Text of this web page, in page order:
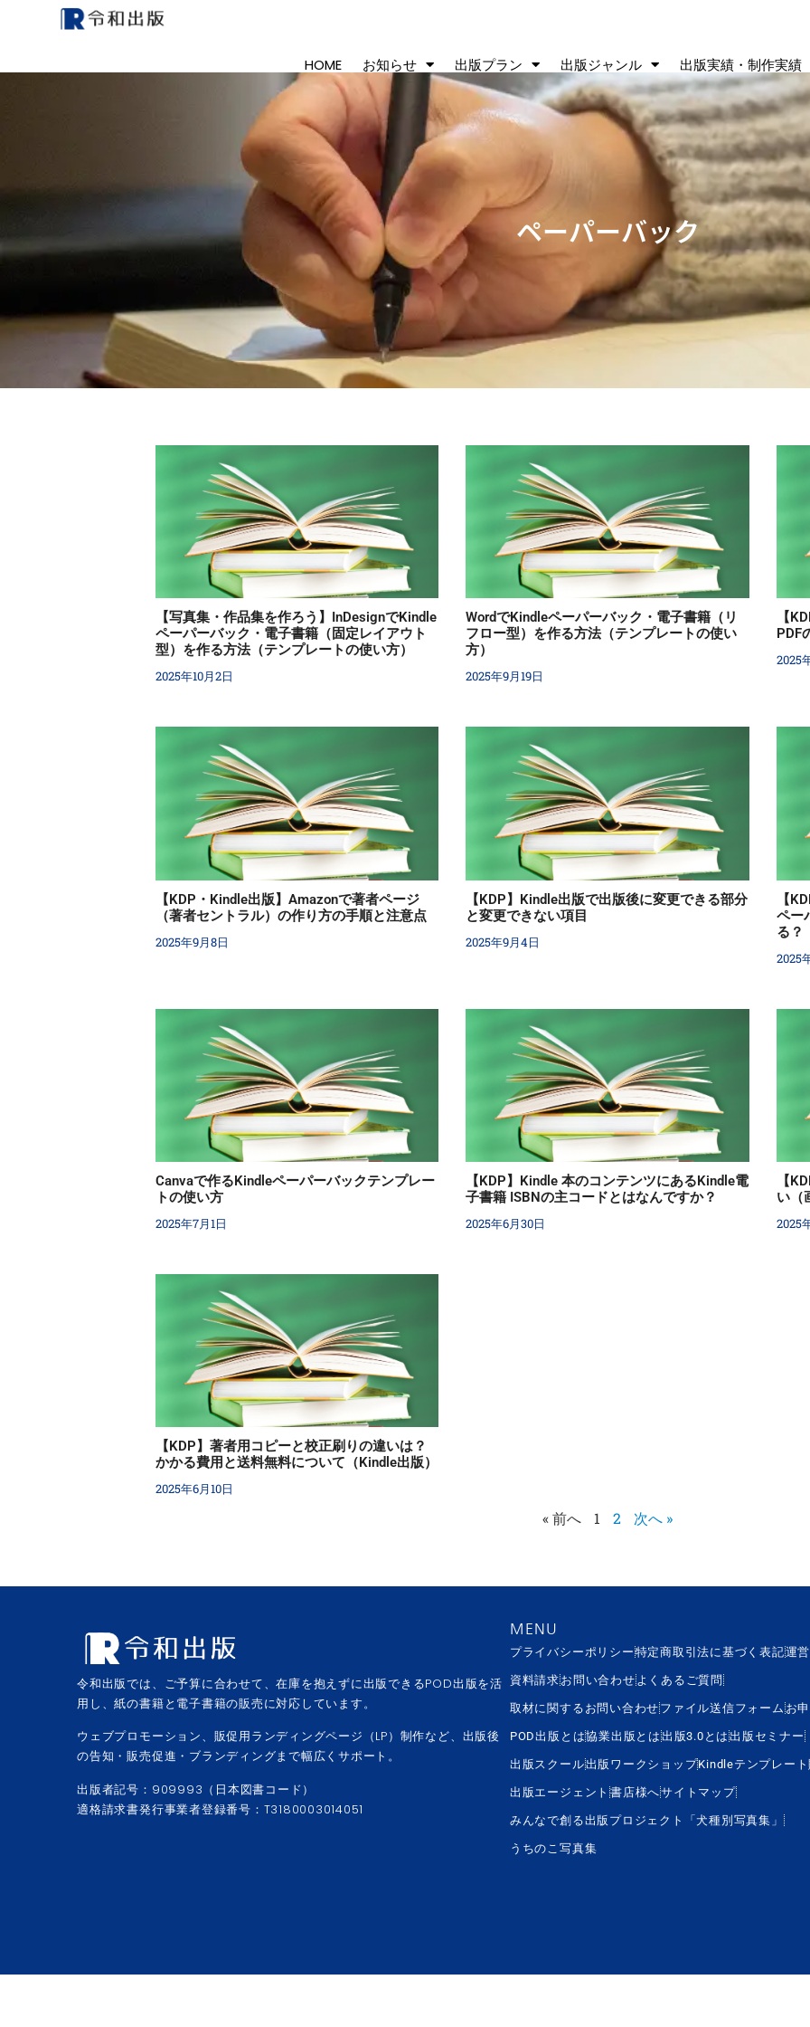
HOME お知らせ 出版プラン 出版ジャンル 出版実績・制作実績
ペーパーバック
【写真集・作品集を作ろう】InDesignでKindle
ペーパーバック・電子書籍（固定レイアウト
型）を作る方法（テンプレートの使い方）
2025年10月2日
WordでKindleペーパーバック・電子書籍（リ
フロー型）を作る方法（テンプレートの使い
方）
2025年9月19日
【
PDF
2025
【KDP・Kindle出版】Amazonで著者ページ
（著者セントラル）の作り方の手順と注意点
2025年9月8日
【KDP】Kindle出版で出版後に変更できる部分
と変更できない項目
2025年9月4日
【
ペー
る？
2025
Canvaで作るKindleペーパーバックテンプレー
トの使い方
2025年7月1日
【KDP】Kindle 本のコンテンツにあるKindle電
子書籍 ISBNの主コードとはなんですか？
2025年6月30日
【
い（
2025
【KDP】著者用コピーと校正刷りの違いは？
かかる費用と送料無料について（Kindle出版）
2025年6月10日
« 前へ 1 2 次へ »
令和出版では、ご予算に合わせて、在庫を抱えずに出版できるPOD出版を活
用し、紙の書籍と電子書籍の販売に対応しています。
ウェブプロモーション、販促用ランディングページ（LP）制作など、出版後
の告知・販売促進・ブランディングまで幅広くサポート。
出版者記号：909993（日本図書コード）
適格請求書発行事業者登録番号：T3180003014051
MENU
プライバシーポリシー特定商取引法に基づく表記運
資料請求 お問い合わせよくあるご質問
取材に関するお問い合わせファイル送信フォームお
POD出版とは協業出版とは出版3.0とは出版セミナー
出版スクール出版ワークショップKindleテンプレート
出版エージェント書店様へサイトマップ
みんなで創る出版プロジェクト「犬種別写真集」
うちのこ写真集